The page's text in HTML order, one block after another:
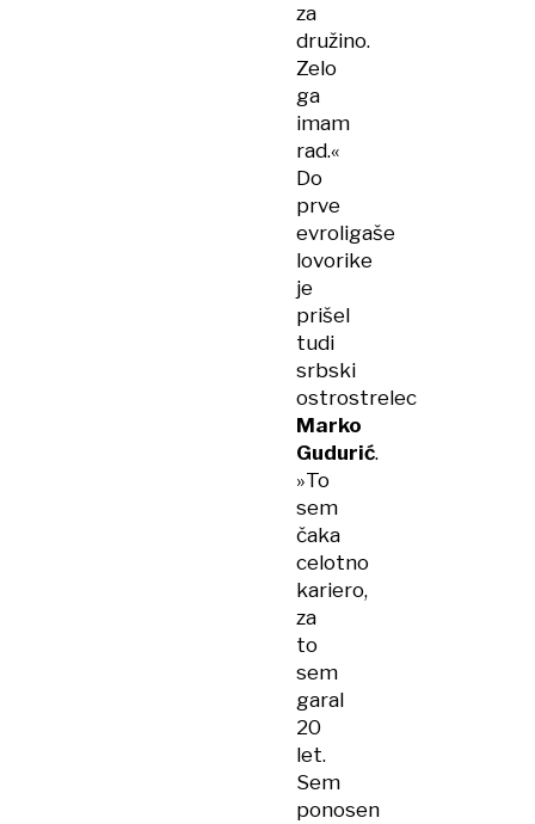
za
družino.
Zelo
ga
imam
rad.«
Do
prve
evroligaše
lovorike
je
prišel
tudi
srbski
ostrostrelec
Marko
Gudurić.
»To
sem
čaka
celotno
kariero,
za
to
sem
garal
20
let.
Sem
ponosen